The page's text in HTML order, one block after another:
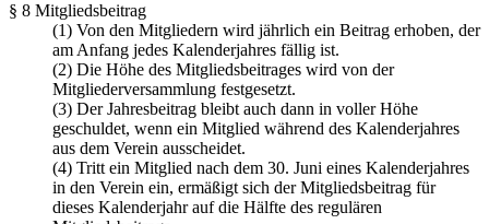
§ 8 Mitgliedsbeitrag
(1) Von den Mitgliedern wird jährlich ein Beitrag erhoben, der
am Anfang jedes Kalenderjahres fällig ist.
(2) Die Höhe des Mitgliedsbeitrages wird von der
Mitgliederversammlung festgesetzt.
(3) Der Jahresbeitrag bleibt auch dann in voller Höhe
geschuldet, wenn ein Mitglied während des Kalenderjahres
aus dem Verein ausscheidet.
(4) Tritt ein Mitglied nach dem 30. Juni eines Kalenderjahres
in den Verein ein, ermäßigt sich der Mitgliedsbeitrag für
dieses Kalenderjahr auf die Hälfte des regulären